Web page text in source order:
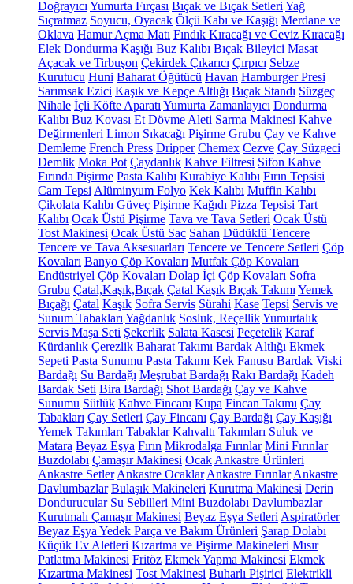
Doğrayıcı Yumurta Fırçası Bıçak ve Bıçak Setleri Yağ
Sıçratmaz Soyucu, Oyacak Ölçü Kabı ve Kaşığı Merdane ve
Oklava Hamur Açma Matı Fındık Kıracağı ve Ceviz Kıracağı
Elek Dondurma Kaşığı Buz Kalıbı Bıçak Bileyici Masat
Açacak ve Tirbuşon Çekirdek Çıkarıcı Çırpıcı Sebze
Kurutucu Huni Baharat Öğütücü Havan Hamburger Presi
Sarımsak Ezici Kaşık ve Kepçe Altlığı Bıçak Standı Süzgeç
Nihale İçli Köfte Aparatı Yumurta Zamanlayıcı Dondurma
Kalıbı Buz Kovası Et Dövme Aleti Sarma Makinesi Kahve
Değirmenleri Limon Sıkacağı Pişirme Grubu Çay ve Kahve
Demleme French Press Dripper Chemex Cezve Çay Süzgeci
Demlik Moka Pot Çaydanlık Kahve Filtresi Sifon Kahve
Fırında Pişirme Pasta Kalıbı Kurabiye Kalıbı Fırın Tepsisi
Cam Tepsi Alüminyum Folyo Kek Kalıbı Muffin Kalıbı
Çikolata Kalıbı Güveç Pişirme Kağıdı Pizza Tepsisi Tart
Kalıbı Ocak Üstü Pişirme Tava ve Tava Setleri Ocak Üstü
Tost Makinesi Ocak Üstü Sac Sahan Düdüklü Tencere
Tencere ve Tava Aksesuarları Tencere ve Tencere Setleri Çöp
Kovaları Banyo Çöp Kovaları Mutfak Çöp Kovaları
Endüstriyel Çöp Kovaları Dolap İçi Çöp Kovaları Sofra
Grubu Çatal,Kaşık,Bıçak Çatal Kaşık Bıçak Takımı Yemek
Bıçağı Çatal Kaşık Sofra Servis Sürahi Kase Tepsi Servis ve
Sunum Tabakları Yağdanlık Sosluk, ReçellikYumurtalık
Servis Maşa Seti Şekerlik Salata Kasesi Peçetelik Karaf
Kürdanlık Çerezlik Baharat Takımı Bardak Altlığı Ekmek
Sepeti Pasta Sunumu Pasta Takımı Kek Fanusu Bardak Viski
Bardağı Su Bardağı Meşrubat Bardağı Rakı Bardağı Kadeh
Bardak Seti Bira Bardağı Shot Bardağı Çay ve Kahve
Sunumu Sütlük Kahve Fincanı Kupa Fincan Takımı Çay
Tabakları Çay Setleri Çay Fincanı Çay Bardağı Çay Kaşığı
Yemek Takımları Tabaklar Kahvaltı Takımları Suluk ve
Matara Beyaz Eşya Fırın Mikrodalga Fırınlar Mini Fırınlar
Buzdolabı Çamaşır Makinesi Ocak Ankastre Ürünleri
Ankastre Setler Ankastre Ocaklar Ankastre Fırınlar Ankastre
Davlumbazlar Bulaşık Makineleri Kurutma Makinesi Derin
Dondurucular Su Sebilleri Mini Buzdolabı Davlumbazlar
Kurutmalı Çamaşır Makinesi Beyaz Eşya Setleri Aspiratörler
Beyaz Eşya Yedek Parça ve Bakım Ürünleri Şarap Dolabı
Küçük Ev Aletleri Kızartma ve Pişirme Makineleri Mısır
Patlatma Makinesi Fritöz Ekmek Yapma Makinesi Ekmek
Kızartma Makinesi Tost Makinesi Buharlı Pişirici Elektrikli